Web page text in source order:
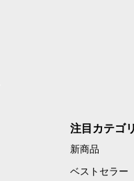
注目カテゴ
新商品
ベストセラー